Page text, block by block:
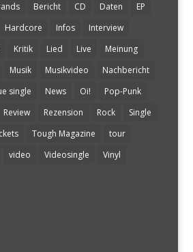
Bericht CD Daten
EP
Hardcore Infos
Interview
Kritik Lied Live
Meinung
Musik Musikvideo
Nachbericht
single News Oi!
Pop-Punk
Review Rezension Rock
Single
Tough Magazine
tour
video Videosingle
Vinyl